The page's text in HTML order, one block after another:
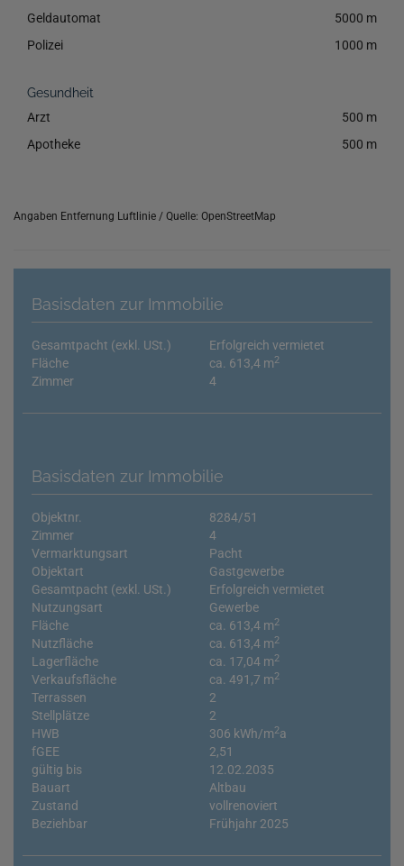
Geldautomat
5000 m
Polizei
1000 m
Gesundheit
Arzt
500 m
Apotheke
500 m
Angaben Entfernung Luftlinie / Quelle: OpenStreetMap
Basisdaten zur Immobilie
Gesamtpacht (exkl. USt.)
Erfolgreich vermietet
Fläche
ca. 613,4 m2
Zimmer 4
Basisdaten zur Immobilie
Objektnr.
8284/51
Zimmer
4
Vermarktungsart
Pacht
Objektart
Gastgewerbe
Gesamtpacht (exkl. USt.)
Erfolgreich vermietet
Nutzungsart
Gewerbe
Fläche
ca. 613,4 m2
Nutzfläche ca. 613,4 m2
Lagerfläche ca. 17,04 m2
Verkaufsfläche ca. 491,7 m2
Terrassen
2
Stellplätze
2
HWB
306 kWh/m2a
fGEE
2,51
gültig bis
12.02.2035
Bauart
Altbau
Zustand
vollrenoviert
Beziehbar
Frühjahr 2025